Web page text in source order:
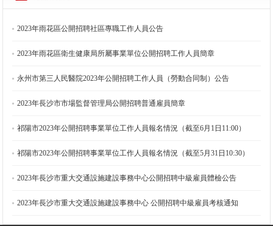
2023年雨花區公開招聘社區專職工作人員公告
2023年雨花區衛生健康局所屬事業單位公開招聘工作人員簡章
永州市第三人民醫院2023年公開招聘工作人員（勞動合同制）公告
2023年長沙市市場監督管理局公開招聘普通雇員簡章
祁陽市2023年公開招聘事業單位工作人員報名情況（截至6月1日11:00）
祁陽市2023年公開招聘事業單位工作人員報名情況（截至5月31日10:30）
2023年長沙市重大交通設施建設事務中心公開招聘中級雇員體檢公告
2023年長沙市重大交通設施建設事務中心 公開招聘中級雇員考核通知